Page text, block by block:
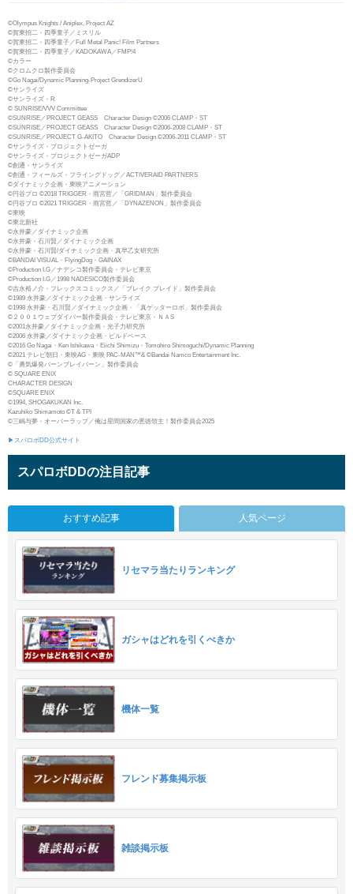
©Olympus Knights / Aniplex, Project AZ
©賀東招二・四季童子／ミスリル
©賀東招二・四季童子／Full Metal Panic! Film Partners
©賀東招二・四季童子／KADOKAWA／FMP!4
©カラー
©クロムクロ製作委員会
©Go Nagai/Dynamic Planning-Project GrendizerU
©サンライズ
©サンライズ・R
© SUNRISE/VVV Committee
©SUNRISE／PROJECT GEASS Character Design ©2006 CLAMP・ST
©SUNRISE／PROJECT GEASS Character Design ©2006-2008 CLAMP・ST
©SUNRISE／PROJECT G-AKITO Character Design ©2006-2011 CLAMP・ST
©サンライズ・プロジェクトゼーガ
©サンライズ・プロジェクトゼーガADP
©創通・サンライズ
©創通・フィールズ・フライングドッグ／ACTIVERAID PARTNERS
©ダイナミック企画・東映アニメーション
©円谷プロ ©2018 TRIGGER・雨宮哲／「GRIDMAN」製作委員会
©円谷プロ ©2021 TRIGGER・雨宮哲／「DYNAZENON」製作委員会
©東映
©東北新社
©永井豪／ダイナミック企画
©永井豪・石川賢／ダイナミック企画
©永井豪・石川賢/ダイナミック企画・真早乙女研究所
©BANDAI VISUAL・FlyingDog・GAINAX
©Production I.G／ナデシコ製作委員会・テレビ東京
©Production I.G／1998 NADESICO製作委員会
©吉永裕ノ介・フレックスコミックス／「ブレイク ブレイド」製作委員会
©1989 永井豪／ダイナミック企画・サンライズ
©1998 永井豪・石川賢／ダイナミック企画・「真ゲッターロボ」製作委員会
©２００１ウェブダイバー製作委員会・テレビ東京・ＮＡS
©2001永井豪／ダイナミック企画・光子力研究所
©2006 永井豪／ダイナミック企画・ビルドベース
©2016 Go Nagai・Ken Ishikawa・Eiichi Shimizu・Tomohiro Shimoguchi/Dynamic Planning
©2021 テレビ朝日・東映AG・東映 PAC-MAN™& ©Bandai Namco Entertainment Inc.
©「勇気爆発バーンブレイバーン」製作委員会
© SQUARE ENIX
CHARACTER DESIGN
©SQUARE ENIX
©1994, SHOGAKUKAN Inc.
Kazuhiko Shimamoto ©T & TPI
©三嶋与夢・オーバーラップ／俺は星間国家の悪徳領主！製作委員会2025
▶スパロボDD公式サイト
スパロボDDの注目記事
おすすめ記事 人気ページ
リセマラ当たりランキング
ガシャはどれを引くべきか
機体一覧
フレンド募集掲示板
雑談掲示板